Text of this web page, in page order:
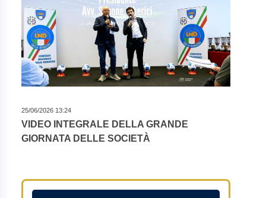
25/06/2026 13:24
VIDEO INTEGRALE DELLA GRANDE
GIORNATA DELLE SOCIETÀ